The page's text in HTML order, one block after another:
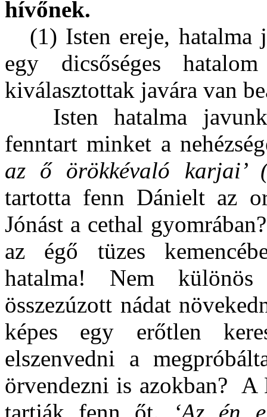
hívőnek.
(1) Isten ereje,
egy dicsőséges hatalom
kiválasztottak javára van
Isten hatalma
fenntart minket a
az ő örökkévaló karjai’
tartotta fenn Dánielt az
Jónást a cethal gyomrában?
az égő tüzes
hatalma! Nem
összezúzott nádat
képes egy erőtlen
elszenvedni a
örvendezni is azokban? A